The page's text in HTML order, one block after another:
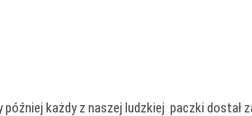
później każdy z naszej ludzkiej paczki dostał